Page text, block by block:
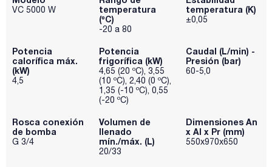
VC 5000 W
temperatura
(ºC)
-20 a 80
temperatura (K)
±0,05
Potencia
calorífica máx.
(kW)
4,5
Potencia
frigorífica (kW)
4,65 (20 ºC), 3,55
(10 ºC), 2,40 (0 ºC),
1,35 (-10 ºC), 0,55
(-20 ºC)
Caudal (L/min) -
Presión (bar)
60-5,0
Rosca conexión
de bomba
G 3/4
Volumen de
llenado
mín./máx. (L)
20/33
Dimensiones An
x Al x Pr (mm)
550x970x650